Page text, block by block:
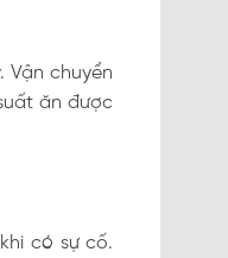
chuyển
ăn được
có sự cố.